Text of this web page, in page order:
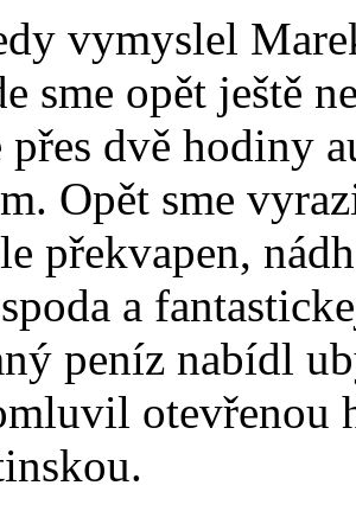
vymyslel
sme opět ještě
přes dvě hodiny
Opět sme
překvapen,
a
peníz nabídl
otevřenou